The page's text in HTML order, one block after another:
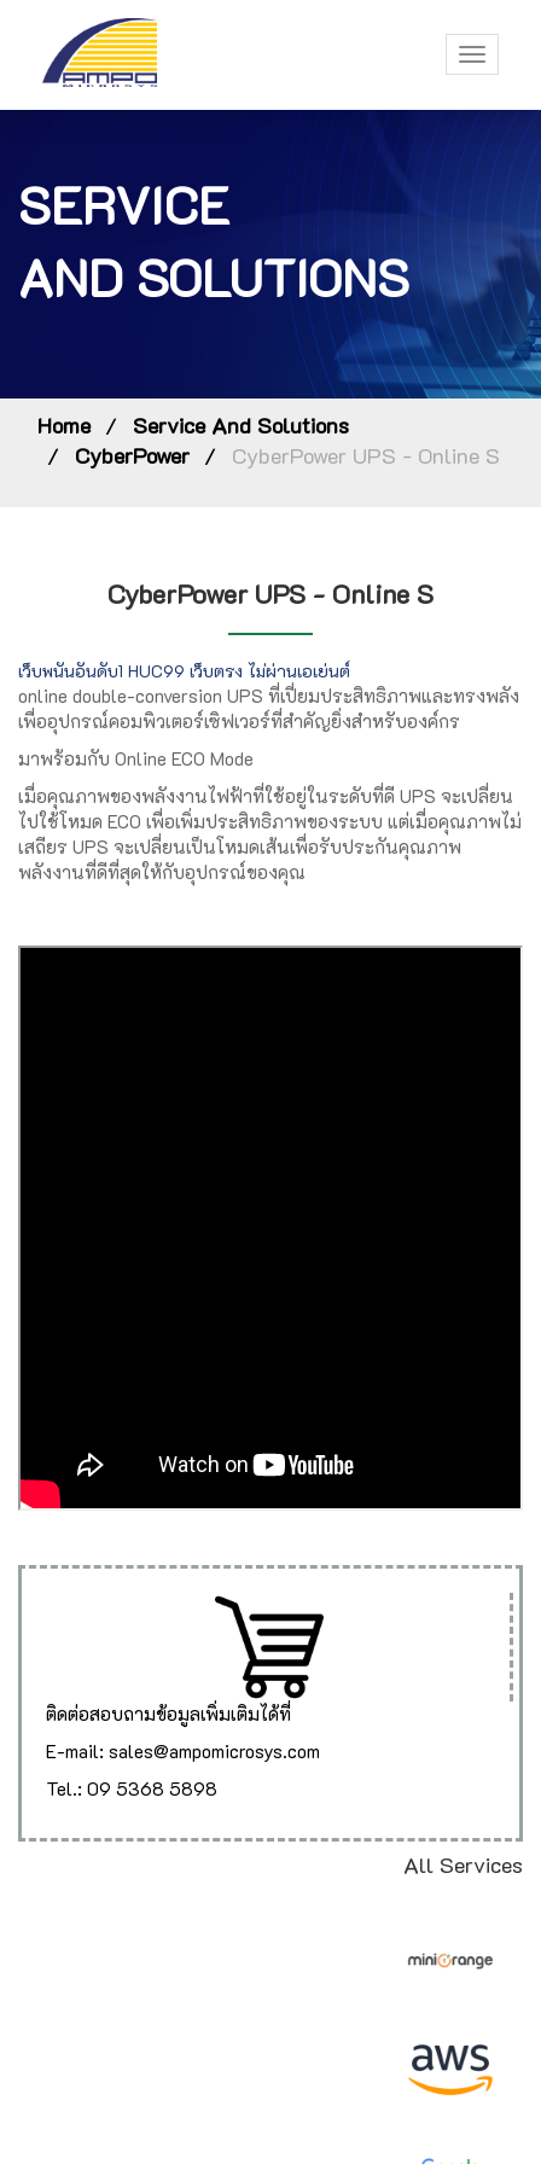
Toggle
SERVICE
AND SOLUTIONS
Home
Service And Solutions
CyberPower
CyberPower UPS - Online S
CyberPower UPS - Online S
เว็บพนันอันดับ1 HUC99 เว็บตรง ไม่ผ่านเอเย่นต์
online double-conversion UPS ที่เปี่ยมประสิทธิภาพและทรงพลัง
เพื่ออุปกรณ์คอมพิวเตอร์เซิฟเวอร์ที่สำคัญยิ่งสำหรับองค์กร
มาพร้อมกับ Online ECO Mode
เมื่อคุณภาพของพลังงานไฟฟ้าที่ใช้อยู่ในระดับที่ดี UPS จะเปลี่ยน
ไปใช้โหมด ECO เพื่อเพิ่มประสิทธิภาพของระบบ แต่เมื่อคุณภาพไม่
เสถียร UPS จะเปลี่ยนเป็นโหมดเส้นเพื่อรับประกันคุณภาพ
พลังงานที่ดีที่สุดให้กับอุปกรณ์ของคุณ
ติดต่อสอบถามข้อมูลเพิ่มเติมได้ที่
E-mail: sales@ampomicrosys.com
Tel.: 09 5368 5898
All Services